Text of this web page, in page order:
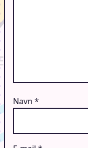
Navn *